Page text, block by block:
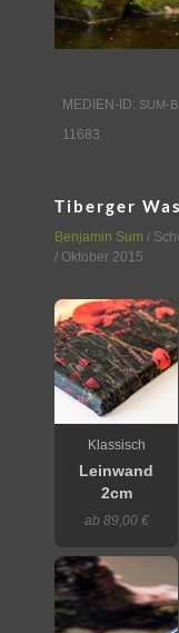
MEDIEN-ID: SUM-
11683
Tiberger
Benjamin Sum /
/ Oktober 2015
Klassisch
Leinwand
2cm
ab 89,00 €